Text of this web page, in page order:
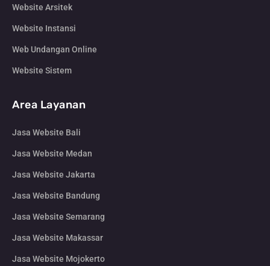
Website Arsitek
Website Instansi
Web Undangan Online
Website Sistem
Area Layanan
Jasa Website Bali
Jasa Website Medan
Jasa Website Jakarta
Jasa Website Bandung
Jasa Website Semarang
Jasa Website Makassar
Jasa Website Mojokerto